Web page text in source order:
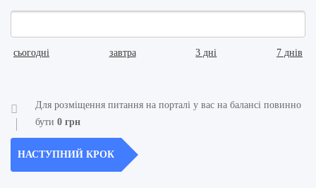
сьогодні завтра 3 дні 7 днів
Для розміщення питання на порталі у вас на балансі повинно
бути 0 грн
НАСТУПНИЙ КРОК